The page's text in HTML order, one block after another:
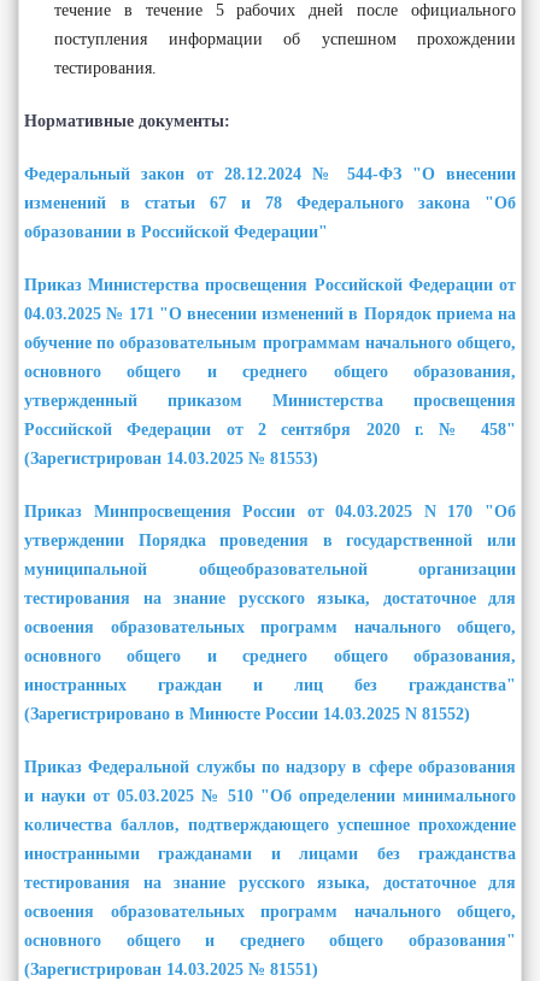
течение в течение 5 рабочих дней после официального
поступления информации об успешном прохождении
тестирования.
Нормативные документы:
Федеральный закон от 28.12.2024 № 544-ФЗ "О внесении
изменений в статьи 67 и 78 Федерального закона "Об
образовании в Российской Федерации"
Приказ Министерства просвещения Российской Федерации от
04.03.2025 № 171 "О внесении изменений в Порядок приема на
обучение по образовательным программам начального общего,
основного общего и среднего общего образования,
утвержденный приказом Министерства просвещения
Российской Федерации от 2 сентября 2020 г. № 458"
(Зарегистрирован 14.03.2025 № 81553)
Приказ Минпросвещения России от 04.03.2025 N 170 "Об
утверждении Порядка проведения в государственной или
муниципальной общеобразовательной организации
тестирования на знание русского языка, достаточное для
освоения образовательных программ начального общего,
основного общего и среднего общего образования,
иностранных граждан и лиц без гражданства"
(Зарегистрировано в Минюсте России 14.03.2025 N 81552)
Приказ Федеральной службы по надзору в сфере образования
и науки от 05.03.2025 № 510 "Об определении минимального
количества баллов, подтверждающего успешное прохождение
иностранными гражданами и лицами без гражданства
тестирования на знание русского языка, достаточное для
освоения образовательных программ начального общего,
основного общего и среднего общего образования"
(Зарегистрирован 14.03.2025 № 81551)